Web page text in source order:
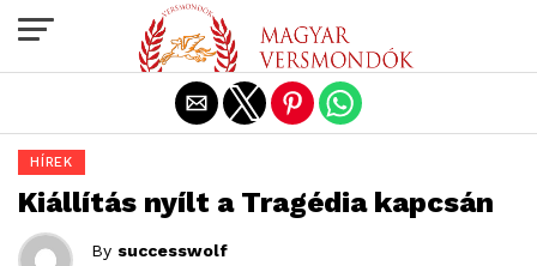
HÍREK
Kiállítás nyílt a Tragédia kapcsán
By successwolf
Exit mobile version